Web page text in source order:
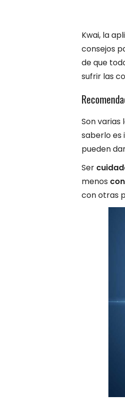
Kwai, la
consejos
de que
sufrir las
Son varias
saberlo es
pueden
Ser
menos
con otras